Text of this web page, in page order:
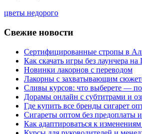
цветы недорого
Свежие новости
Сертифицированные стропы в
Как скачать игры без лаунчера
Новинки лакорнов с переводом
Лакорны с захватывающим
Сливы курсов: что выберете —
Дорамы онлайн с субтитрами и
Где купить все бренды сигарет
Сигареты оптом без предоплаты
Как адаптироваться к